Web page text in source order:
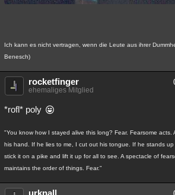
Ich kann es nicht vertragen, wenn die Leute aus ihrer
Benesch)
rocketfinger
ehemaliges Mitglied
*rofl* poly
"You know how I stayed alive this long? Fear. Fearsome acts.
his hand. If he lies to me, I cut out his tongue. If he stands up
stick it on a pike and lift it up for all to see. A spectacle of
maintains the order of things. Fear."
urknall